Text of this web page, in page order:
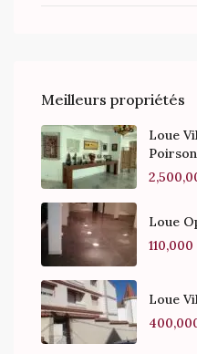
Meilleurs propriétés
Loue
Loue
110,000
Loue